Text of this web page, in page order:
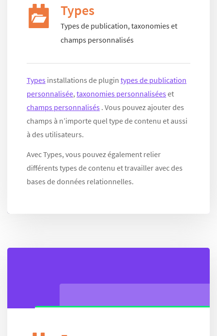
Types
Types de publication, taxonomies et
champs personnalisés
Types installations de plugin types de publication
personnalisée, taxonomies personnalisées et
champs personnalisés . Vous pouvez ajouter des
champs à n’importe quel type de contenu et aussi
à des utilisateurs.
Avec Types, vous pouvez également relier
différents types de contenu et travailler avec des
bases de données relationnelles.